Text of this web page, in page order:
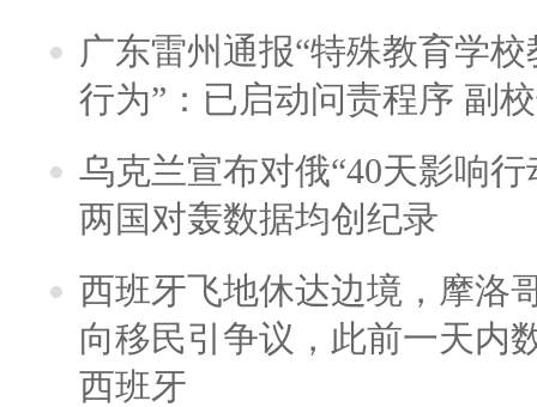
广东雷州通报“特殊教育学
行为”：已启动问责程序 副
乌克兰宣布对俄“40天影响
两国对轰数据均创纪录
西班牙飞地休达边境，摩洛
向移民引争议，此前一天内
西班牙